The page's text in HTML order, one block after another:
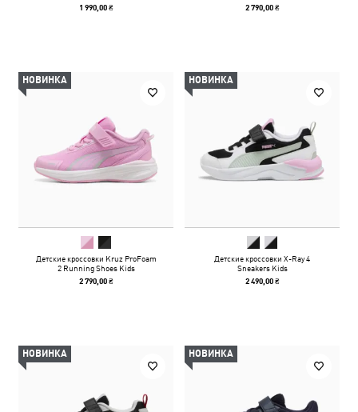
1 990,00 ₴ 2 790,00 ₴
НОВИНКА
Детские кроссовки Kruz ProFoam
2 Running Shoes Kids
2 790,00 ₴
НОВИНКА
Детские кроссовки X-Ray 4
Sneakers Kids
2 490,00 ₴
НОВИНКА НОВИНКА